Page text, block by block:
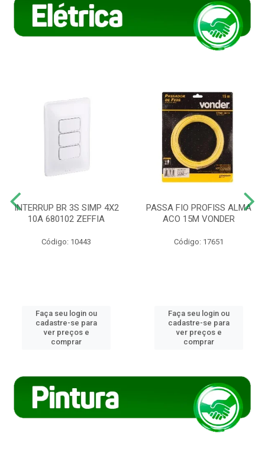
INTERRUP BR 3S SIMP 4X2
10A 680102 ZEFFIA
Código: 10443
Faça seu login ou
cadastre-se para
ver preços e
comprar
PASSA FIO PROFISS ALMA
ACO 15M VONDER
Código: 17651
Faça seu login ou
cadastre-se para
ver preços e
comprar